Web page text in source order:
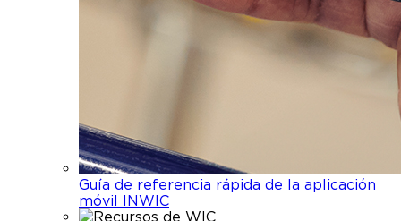
Guía de referencia rápida de la aplicación
móvil INWIC